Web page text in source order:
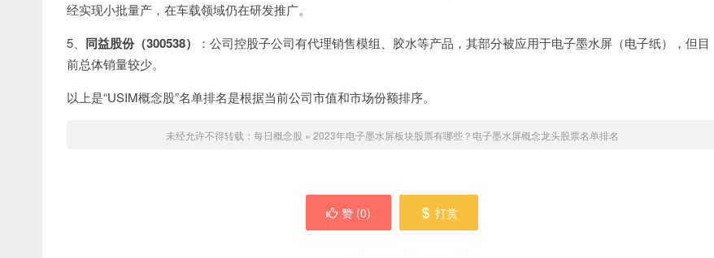
经实现小批量产，在车载领域仍在研发推广。
5、 同益股份（300538）
：公司控股子公司有代理销售模组、胶水等产品，其部分被应用于电子墨水屏（电子纸），但目
前总体销量较少。
以上是“USIM概念股”名单排名是根据当前公司市值和市场份额排序。
未经允许不得转载： 每日概念股 » 2023年电子墨水屏板块股票有哪些？电子墨水屏概念龙头股票名单排名
赞 (0) 打赏